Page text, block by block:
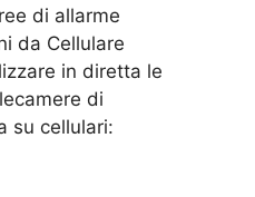
di allarme
da Cellulare
in diretta le
di
su cellulari: